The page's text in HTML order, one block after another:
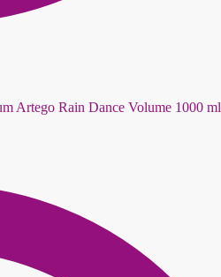
Artego Rain Dance Volume 1000 ml